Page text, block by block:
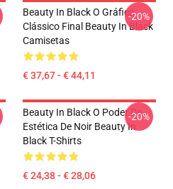
Beauty In Black O Gráfico
Clássico Final Beauty In Black
Camisetas
€ 37,67 - € 44,11
-20%
Beauty In Black O Poder Da
Estética De Noir Beauty In
Black T-Shirts
€ 24,38 - € 28,06
-20%